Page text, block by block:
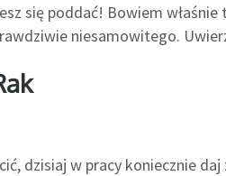
się poddać! Bowiem
niesamowitego.
dzisiaj w pracy koniecznie